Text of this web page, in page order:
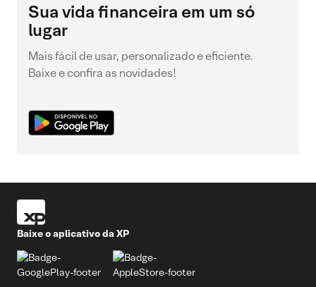
Sua vida financeira em um só
lugar
Mais fácil de usar, personalizado e eficiente.
Baixe e confira as novidades!
Baixe o aplicativo da XP